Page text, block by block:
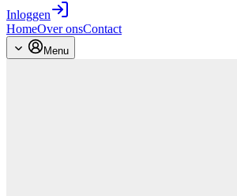
Inloggen
HomeOver onsContact
Menu